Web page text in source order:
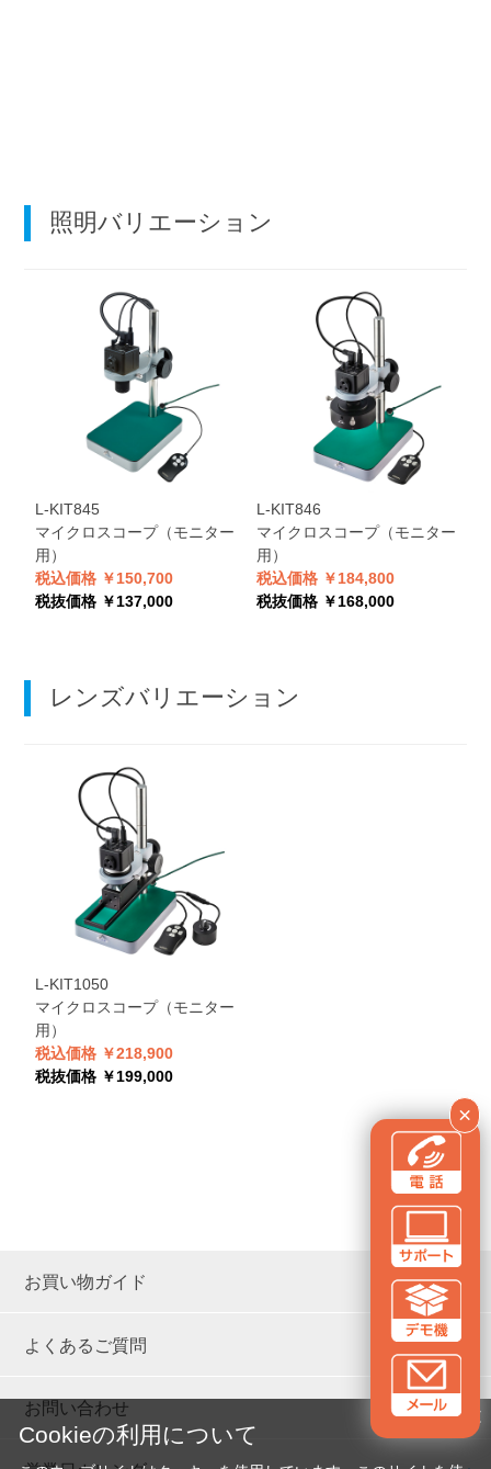
×
照明バリエーション
L-KIT845
マイクロスコープ（モニター
用）
税込価格 ￥150,700
税抜価格 ￥137,000
L-KIT846
マイクロスコープ（モニター
用）
税込価格 ￥184,800
税抜価格 ￥168,000
レンズバリエーション
L-KIT1050
マイクロスコープ（モニター
用）
税込価格 ￥218,900
税抜価格 ￥199,000
お買い物ガイド
よくあるご質問
お問い合わせ ✕
Cookieの利用について